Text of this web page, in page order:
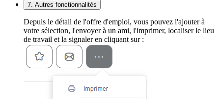
7. Autres fonctionnalités
Depuis le détail de l'offre d'emploi, vous pouvez l'ajouter à
votre sélection, l'envoyer à un ami, l'imprimer, localiser le lieu
de travail et la signaler en cliquant sur :